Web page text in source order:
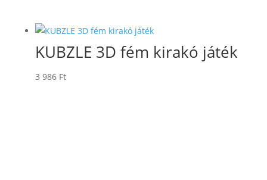
KUBZLE 3D fém kirakó játék
3 986 Ft